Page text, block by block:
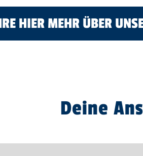
HIER MEHR ÜBER
Deine